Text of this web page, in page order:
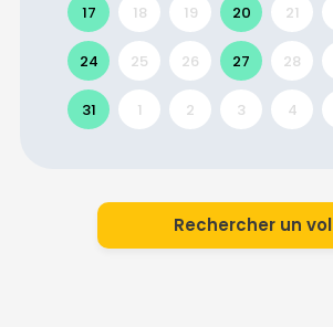
17 18 19 20 21
24 25 26 27 28
31 1 2 3 4
Rechercher un vol